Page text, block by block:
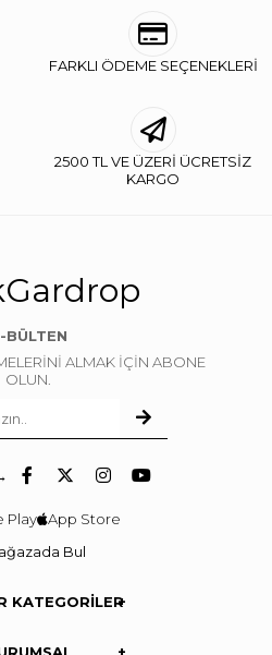
FARKLI ÖDEME SEÇENEKLERİ
2500 TL VE ÜZERİ ÜCRETSİZ
KARGO
BÜLTEN
ALMAK İÇİN ABONE
OLUN.
Play App Store
Bul
KATEGORİLER